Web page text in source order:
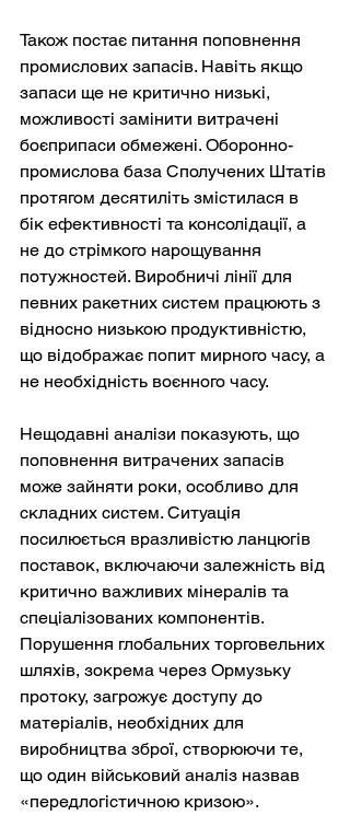
Також постає питання поповнення
промислових запасів. Навіть якщо
запаси ще не критично низькі,
можливості замінити витрачені
боєприпаси обмежені. Оборонно-
промислова база Сполучених Штатів
протягом десятиліть змістилася в
бік ефективності та консолідації, а
не до стрімкого нарощування
потужностей. Виробничі лінії для
певних ракетних систем працюють з
відносно низькою продуктивністю,
що відображає попит мирного часу, а
не необхідність воєнного часу.
Нещодавні аналізи показують, що
поповнення витрачених запасів
може зайняти роки, особливо для
складних систем. Ситуація
посилюється вразливістю ланцюгів
поставок, включаючи залежність від
критично важливих мінералів та
спеціалізованих компонентів.
Порушення глобальних торговельних
шляхів, зокрема через Ормузьку
протоку, загрожує доступу до
матеріалів, необхідних для
виробництва зброї, створюючи те,
що один військовий аналіз назвав
«передлогістичною кризою».